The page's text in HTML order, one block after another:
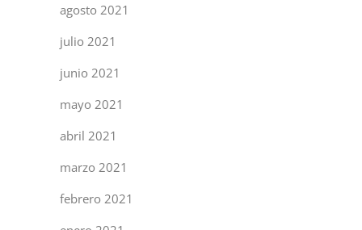
agosto 2021
julio 2021
junio 2021
mayo 2021
abril 2021
marzo 2021
febrero 2021